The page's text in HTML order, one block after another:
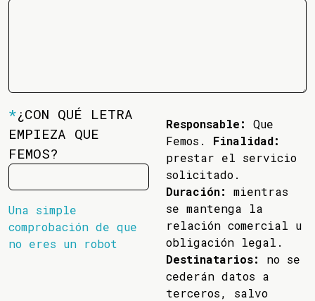
*¿CON QUÉ LETRA
EMPIEZA QUE
FEMOS?
Una simple
comprobación de que
no eres un robot
Responsable:
Que
Femos. Finalidad:
prestar el servicio
solicitado.
Duración:
mientras
se mantenga la
relación comercial u
obligación legal.
Destinatarios:
no se
cederán datos a
terceros, salvo